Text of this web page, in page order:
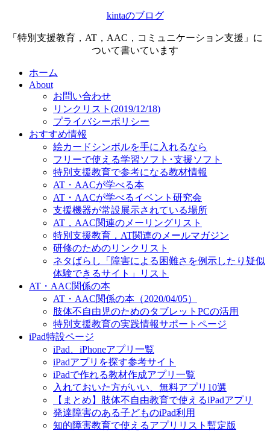
kintaのブログ
「特別支援教育，AT，AAC，コミュニケーション支援」に
ついて書いています
ホーム
About
お問い合わせ
リンクリスト(2019/12/18)
プライバシーポリシー
おすすめ情報
絵カードシンボルを手に入れるなら
フリーで使える学習ソフト･支援ソフト
特別支援教育で参考になる教材情報
AT・AACが学べる本
AT・AACが学べるイベント研究会
支援機器が常設展示されている場所
AT，AAC関連のメーリングリスト
特別支援教育，AT関連のメールマガジン
研修のためのリンクリスト
ネタばらし「障害による困難さを例示したり疑似
体験できるサイト」リスト
AT・AAC関係の本
AT・AAC関係の本（2020/04/05）
肢体不自由児のためのタブレットPCの活用
特別支援教育の実践情報サポートページ
iPad特設ページ
iPad、iPhoneアプリ一覧
iPadアプリを探す参考サイト
iPadで作れる教材作成アプリ一覧
入れておいた方がいい、無料アプリ10選
【まとめ】肢体不自由教育で使えるiPadアプリ
発達障害のある子どものiPad利用
知的障害教育で使えるアプリリスト暫定版